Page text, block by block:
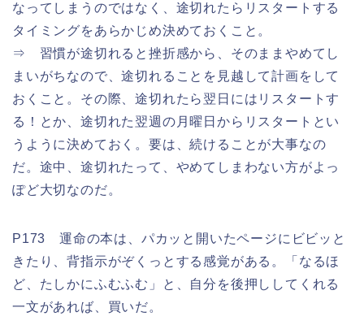
なってしまうのではなく、途切れたらリスタートする
タイミングをあらかじめ決めておくこと。
⇒ 習慣が途切れると挫折感から、そのままやめてし
まいがちなので、途切れることを見越して計画をして
おくこと。その際、途切れたら翌日にはリスタートす
る！とか、途切れた翌週の月曜日からリスタートとい
うように決めておく。要は、続けることが大事なの
だ。途中、途切れたって、やめてしまわない方がよっ
ぽど大切なのだ。
P173 運命の本は、パカッと開いたページにビビッと
きたり、背指示がぞくっとする感覚がある。「なるほ
ど、たしかにふむふむ」と、自分を後押ししてくれる
一文があれば、買いだ。